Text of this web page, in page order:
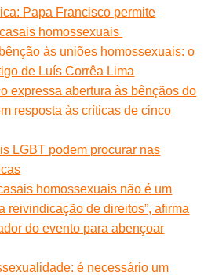
Papa Francisco permite
homossexuais
às uniões homossexuais: o
de Luís Corrêa Lima
expressa abertura às bênçãos do
resposta às críticas de cinco
LGBT podem procurar nas
homossexuais não é um
reivindicação de direitos”, afirma
do evento para abençoar
é necessário um